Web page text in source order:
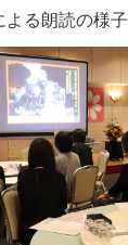
る朗読の様子